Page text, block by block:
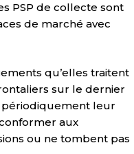
PSP de collecte sont
de marché avec
qu’elles traitent
sur le dernier
périodiquement leur
aux
ou ne tombent pas